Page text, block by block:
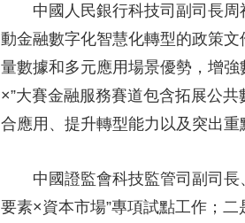
中國人民銀行科技司副司長
動金融數字化智慧化轉型的政策
量數據和多元應用場景優勢，增
×”大賽金融服務賽道包含拓展公
合應用、提升轉型能力以及突出
中國證監會科技監管司副司
要素×資本市場”專項試點工作；